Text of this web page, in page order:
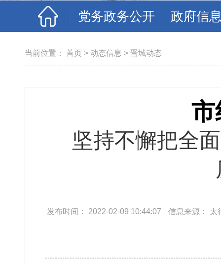
党务政务公开 政府信
当前位置： 首页 > 动态信息 > 晋城动态
市
坚持不懈把全
发布时间： 2022-02-09 10:44:07 信息来源： 太